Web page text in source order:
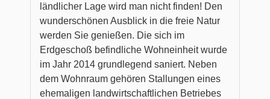
ländlicher Lage wird man nicht finden! Den
wunderschönen Ausblick in die freie Natur
werden Sie genießen. Die sich im
Erdgeschoß befindliche Wohneinheit wurde
im Jahr 2014 grundlegend saniert. Neben
dem Wohnraum gehören Stallungen eines
ehemaligen landwirtschaftlichen Betriebes